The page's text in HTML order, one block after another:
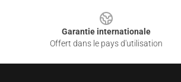
Garantie internationale
Offert dans le pays d'utilisation